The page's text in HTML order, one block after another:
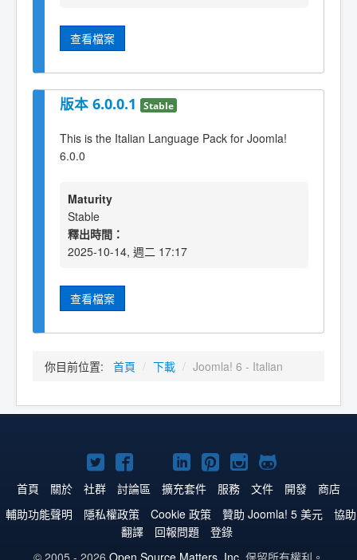
查看檔案
版本 6.0.0.1 Stable
This is the Italian Language Pack for Joomla!
6.0.0
Maturity
Stable
釋出時間：
2025-10-14, 週二 17:17
查看檔案
你目前位置: 首頁 / 下載 / Joomla! 6 - Italian
Twitter
上
的
Joomla!
Facebook
上
的
Joomla!
YouTube
上
的
Joomla!
Linkedln
上
的
Joomla!
Pinterest
上
的
Joomla!
Instagram
上
的
GitHub
上
的
首頁 關於 社群 討論區 擴充套件 服務 文件 開發
商店
輔助功能聲明
隱私權政策 Cookie 政策 贊助 Joomla! 5 美元
協助
翻譯
回報問題
登錄